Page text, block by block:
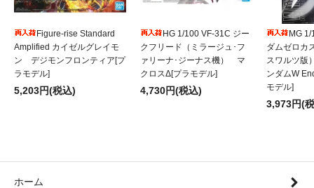
Figure-rise Standard
Amplified カイゼルグレイモ
ン デジモンフロンティア[プ
ラモデル]
5,203円(税込)
HG 1/100 VF-31C ジー
クフリード（ミラージュ･フ
ァリーナ･ジーナス機） マ
クロスΔ[プラモデル]
4,730円(税込)
MG
ダムゼロカ
スワルツ版
ンダムW
モデル]
3,973円(
ホーム